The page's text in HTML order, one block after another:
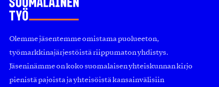
Olemme jäsentemme omistama puolueeton,
työmarkkinajärjestöistä riippumaton yhdistys.
Jäseninämme on koko suomalaisen yhteiskunnan kirjo
pienistä pajoista ja yhteisöistä kansainvälisiin